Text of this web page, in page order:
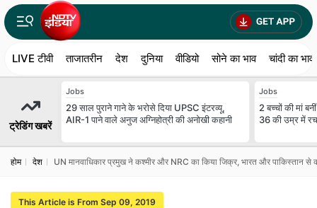
LIVE टीवी ताजातरीन देश दुनिया वीडियो सोने का भाव चांदी का भाव
ट्रेडिंग खबरें
Jobs
29 साल पुराने गाने के भरोसे दिया UPSC इंटरव्यू,
AIR-1 पाने वाले अनुज अग्निहोत्री की अनोखी कहानी
Jobs
2 बच्चों की मां
36 की उम्र में
होम देश UN मानवाधिकार प्रमुख ने कश्मीर और NRC का किया जिक्र, भारत और पाकिस्तान से
This Article is From Sep 09, 2019